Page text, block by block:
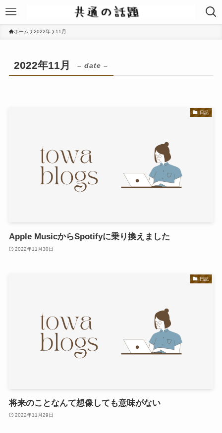
ホーム 2022年 11月
2022年11月 – date –
日記
Apple MusicからSpotifyに乗り換えました
2022年11月30日
日記
将来のことなんて想像しても意味がない
2022年11月29日